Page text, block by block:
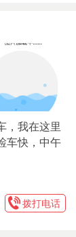
，我在这里
车快，中午
拨打电话